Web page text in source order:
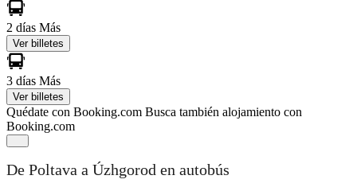
2 días Más
Ver billetes
3 días Más
Ver billetes
Quédate con Booking.com Busca también alojamiento con
Booking.com
De Poltava a Úzhgorod en autobús